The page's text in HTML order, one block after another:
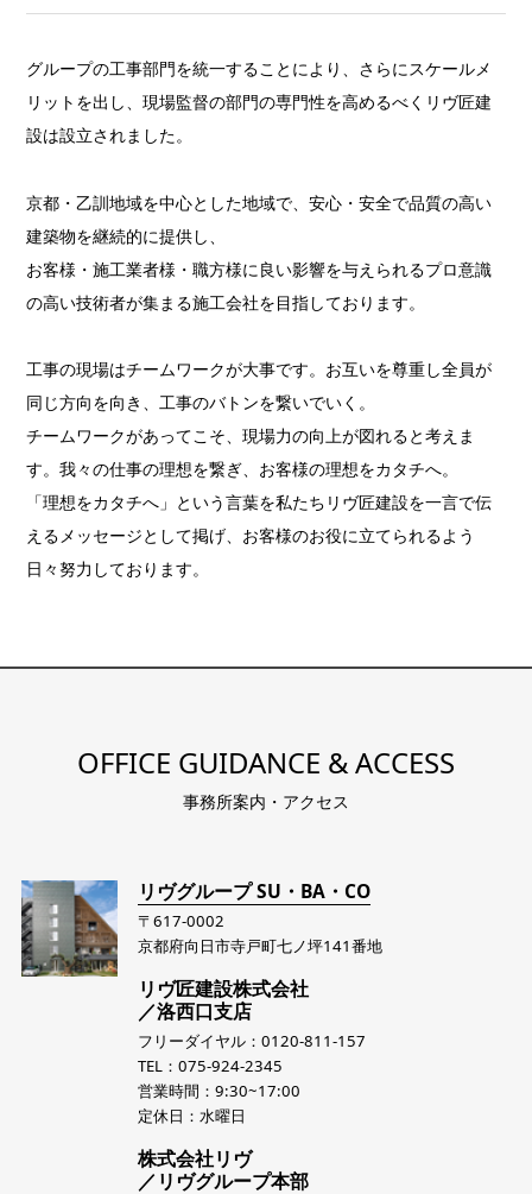
グループの工事部門を統一することにより、さらにスケールメ
リットを出し、現場監督の部門の専門性を高めるべくリヴ匠建
設は設立されました。
京都・乙訓地域を中心とした地域で、安心・安全で品質の高い
建築物を継続的に提供し、
お客様・施工業者様・職方様に良い影響を与えられるプロ意識
の高い技術者が集まる施工会社を目指しております。
工事の現場はチームワークが大事です。お互いを尊重し全員が
同じ方向を向き、工事のバトンを繋いでいく。
チームワークがあってこそ、現場力の向上が図れると考えま
す。我々の仕事の理想を繋ぎ、お客様の理想をカタチへ。
「理想をカタチへ」という言葉を私たちリヴ匠建設を一言で伝
えるメッセージとして掲げ、お客様のお役に立てられるよう
日々努力しております。
OFFICE GUIDANCE & ACCESS
事務所案内・アクセス
リヴグループ SU・BA・CO
〒617-0002
京都府向日市寺戸町七ノ坪141番地
リヴ匠建設株式会社
／洛西口支店
フリーダイヤル：0120-811-157
TEL：075-924-2345
営業時間：9:30~17:00
定休日：水曜日
株式会社リヴ
／リヴグループ本部